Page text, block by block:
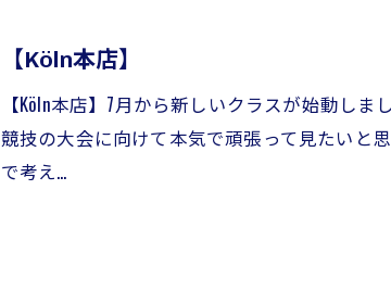
【Köln本店】
【Köln本店】7月から新しいクラスが始動しま
競技の大会に向けて本気で頑張って見たいと
で考え…